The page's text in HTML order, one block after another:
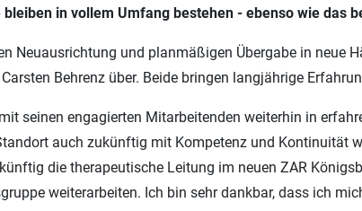
in vollem Umfang bestehen - ebenso wie das
Neuausrichtung und planmäßigen Übergabe in neue
Behrenz über. Beide bringen langjährige
seinen engagierten Mitarbeitenden weiterhin in
auch zukünftig mit Kompetenz und Kontinuität
die therapeutische Leitung im neuen ZAR
weiterarbeiten. Ich bin sehr dankbar, dass ich